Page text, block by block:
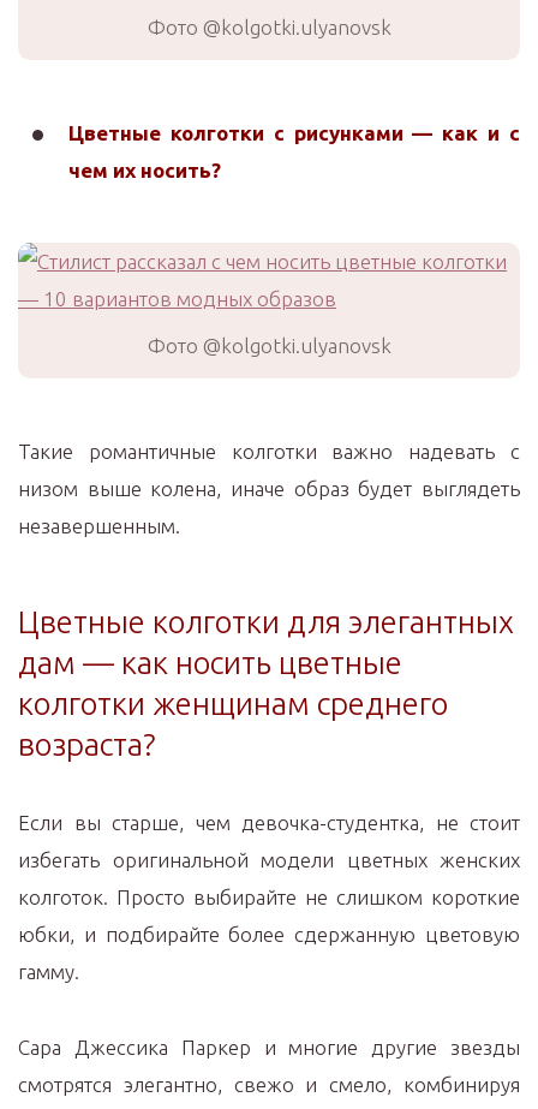
Фото @kolgotki.ulyanovsk
Цветные колготки с рисунками — как и с
чем их носить?
Фото @kolgotki.ulyanovsk
Такие романтичные колготки важно надевать с
низом выше колена, иначе образ будет выглядеть
незавершенным.
Цветные колготки для элегантных
дам — как носить цветные
колготки женщинам среднего
возраста?
Если вы старше, чем девочка-студентка, не стоит
избегать оригинальной модели цветных женских
колготок. Просто выбирайте не слишком короткие
юбки, и подбирайте более сдержанную цветовую
гамму.
Сара Джессика Паркер и многие другие звезды
смотрятся элегантно, свежо и смело, комбинируя